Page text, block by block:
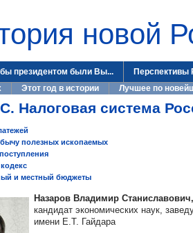
новой
президентом были Вы... Перспективы
Этот год в истории Лучшее по
Налоговая система
полезных ископаемых
и местный бюджеты
Назаров Владимир Станиславович,
кандидат экономических наук,
имени Е.Т. Гайдара